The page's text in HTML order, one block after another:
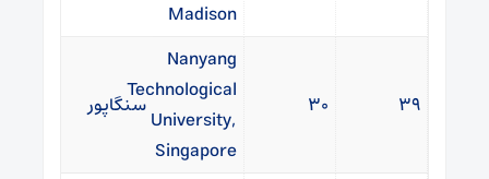
Madison
۳۹ ۳۰
Nanyang
Technological
University,
Singapore
سنگاپور